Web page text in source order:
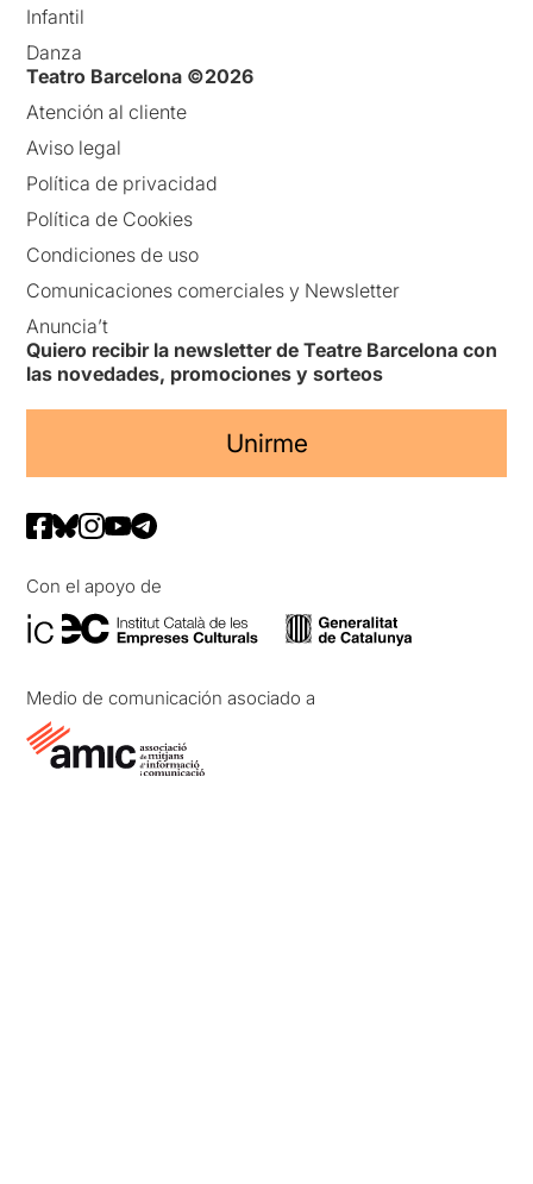
Infantil
Danza
Teatro Barcelona ©2026
Atención al cliente
Aviso legal
Política de privacidad
Política de Cookies
Condiciones de uso
Comunicaciones comerciales y Newsletter
Anuncia’t
Quiero recibir la newsletter de Teatre Barcelona con
las novedades, promociones y sorteos
Unirme
Con el apoyo de
Medio de comunicación asociado a